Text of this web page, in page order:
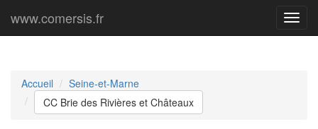
Menu
www.comersis.fr
Accueil
Seine-et-Marne
CC Brie des Rivières et Châteaux